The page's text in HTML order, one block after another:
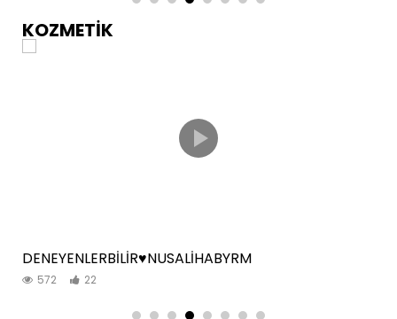
KOZMETİK
DENEYENLERBİLİR♥️NUSALİHABYRM
572 22